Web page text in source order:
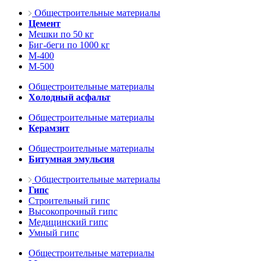
Общестроительные материалы
Цемент
Мешки по 50 кг
Биг-беги по 1000 кг
М-400
М-500
Общестроительные материалы
Холодный асфальт
Общестроительные материалы
Керамзит
Общестроительные материалы
Битумная эмульсия
Общестроительные материалы
Гипс
Строительный гипс
Высокопрочный гипс
Медицинский гипс
Умный гипс
Общестроительные материалы